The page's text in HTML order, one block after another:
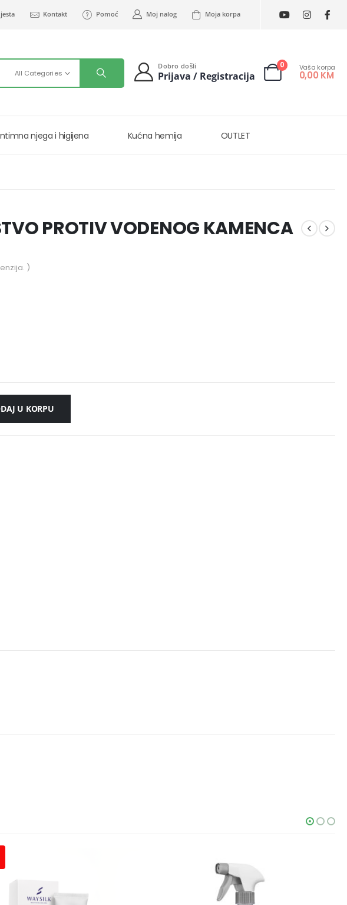
Kontakt Pomoć Moj nalog Moja korpa
All Categories
Dobro došli
Prijava / Registracija
0 Vaša korpa
0,00 KM
njega i higijena Kućna hemija OUTLET
PROTIV VODENOG KAMENCA
)
U KORPU